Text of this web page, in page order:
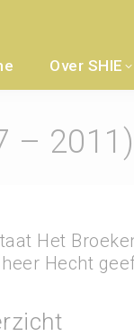
Over SHIE
– 2011)
Het
Hecht